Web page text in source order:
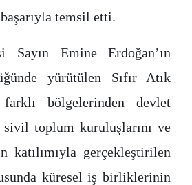
temsil etti.
Sayın Emine Erdoğan’ın
yürütülen Sıfır Atık
bölgelerinden devlet
toplum kuruluşlarını ve
gerçekleştirilen
küresel iş birliklerinin